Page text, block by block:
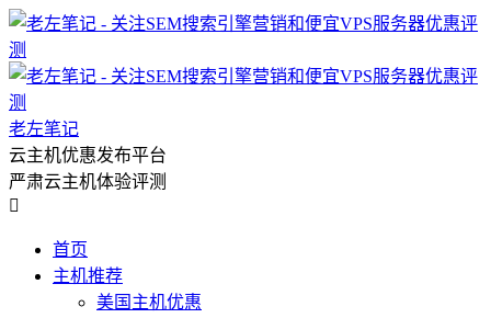
老左笔记
云主机优惠发布平台
严肃云主机体验评测

首页
主机推荐
美国主机优惠